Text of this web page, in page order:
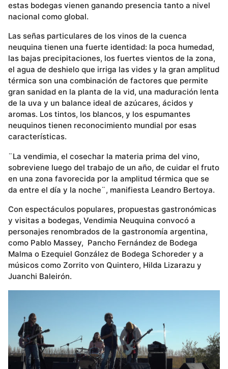
estas bodegas vienen ganando presencia tanto a nivel
nacional como global.
Las señas particulares de los vinos de la cuenca
neuquina tienen una fuerte identidad: la poca humedad,
las bajas precipitaciones, los fuertes vientos de la zona,
el agua de deshielo que irriga las vides y la gran amplitud
térmica son una combinación de factores que permite
gran sanidad en la planta de la vid, una maduración lenta
de la uva y un balance ideal de azúcares, ácidos y
aromas. Los tintos, los blancos, y los espumantes
neuquinos tienen reconocimiento mundial por esas
características.
¨La vendimia, el cosechar la materia prima del vino,
sobreviene luego del trabajo de un año, de cuidar el fruto
en una zona favorecida por la amplitud térmica que se
da entre el día y la noche¨, manifiesta Leandro Bertoya.
Con espectáculos populares, propuestas gastronómicas
y visitas a bodegas, Vendimia Neuquina convocó a
personajes renombrados de la gastronomía argentina,
como Pablo Massey, Pancho Fernández de Bodega
Malma o Ezequiel González de Bodega Schoreder y a
músicos como Zorrito von Quintero, Hilda Lizarazu y
Juanchi Baleirón.